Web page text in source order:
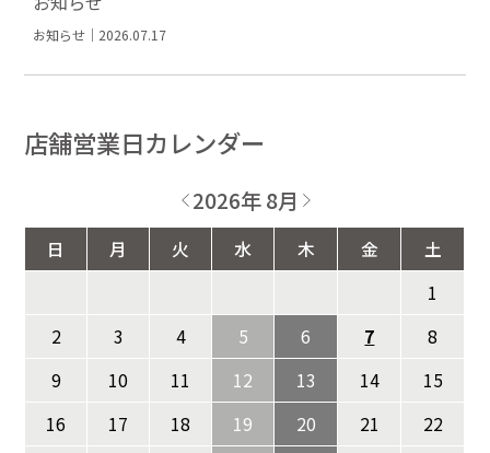
お知らせ｜2026.07.17
店舗営業日カレンダー
2026年 8月
日 月 火 水 木 金
土
1
2
3 4 5 6 7
8
9
10 11 12 13 14
15
16
17 18 19 20 21
22